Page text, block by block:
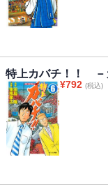
特上カバチ！！ －
¥792 (税込)